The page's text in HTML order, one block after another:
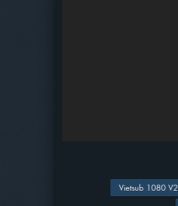
Vietsub 1080 V2